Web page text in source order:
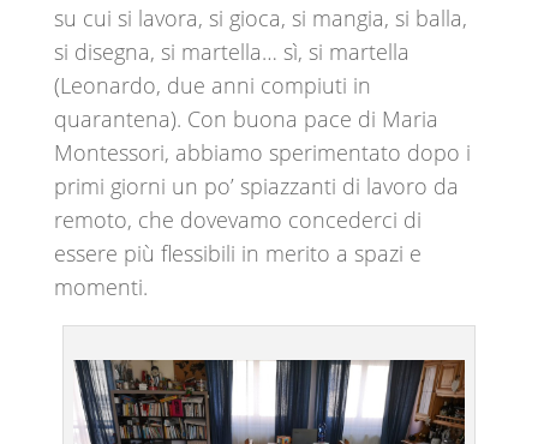
su cui si lavora, si gioca, si mangia, si balla,
si disegna, si martella… sì, si martella
(Leonardo, due anni compiuti in
quarantena). Con buona pace di Maria
Montessori, abbiamo sperimentato dopo i
primi giorni un po’ spiazzanti di lavoro da
remoto, che dovevamo concederci di
essere più flessibili in merito a spazi e
momenti.